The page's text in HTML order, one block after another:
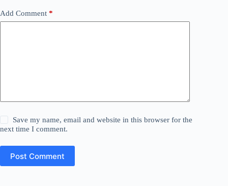
Add Comment *
Save my name, email and website in this browser for the
next time I comment.
Post Comment